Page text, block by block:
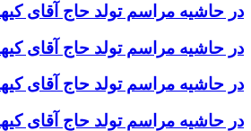
در حاشیه مراسم تولد حاج آقای
در حاشیه مراسم تولد حاج آقای
در حاشیه مراسم تولد حاج آقای
در حاشیه مراسم تولد حاج آقای